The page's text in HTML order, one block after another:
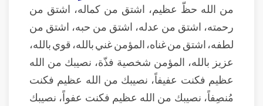
من الله حظّ عظيم، اشتق من كماله، اشتق من
رحمته، اشتق من عدله، اشتق من حبه، اشتق من
لطفه، اشتق من غناه، المؤمن غني بالله، قوي بالله،
عزيز بالله، المؤمن شخصية فذّة، نصيبك من الله
عظيم فكنت عفيفاً، نصيبك من الله عظيم فكنت
مُنصِفاً، نصيبك من الله عظيم فكنت عفواً، نصيبك